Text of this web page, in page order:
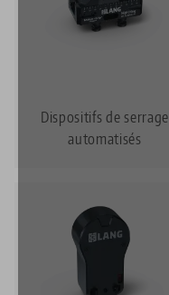
Dispositifs de serrage
automatisés